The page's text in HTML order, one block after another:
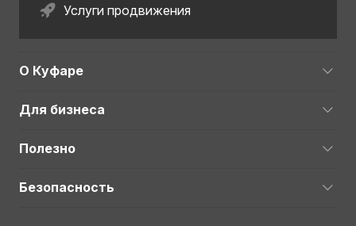
Услуги продвижения
О Куфаре
Для бизнеса
Полезно
Безопасность